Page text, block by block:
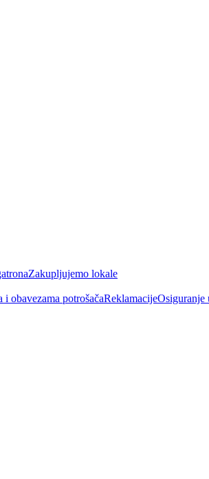
Zakupljujemo lokale
i obavezama potrošačaReklamacijeOsiguranje